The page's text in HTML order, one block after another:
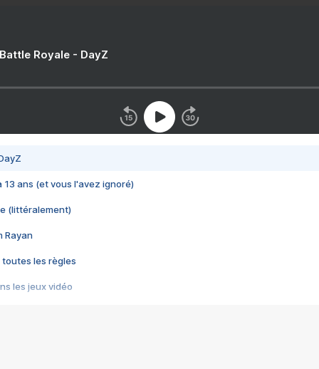
Royale - DayZ
13 ans (et vous l'avez ignoré)
(littéralement)
Rayan
toutes les règles
les jeux vidéo